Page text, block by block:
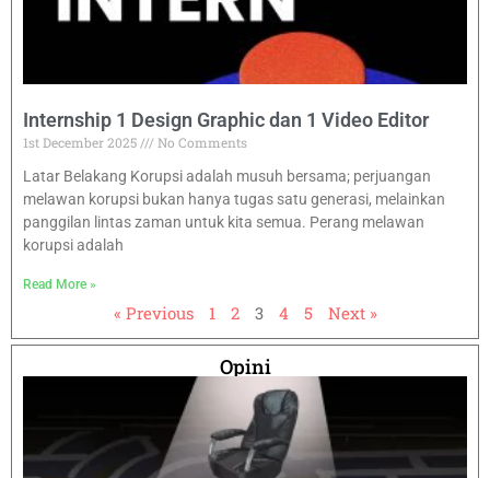
Internship 1 Design Graphic dan 1 Video Editor
1st December 2025
No Comments
Latar Belakang Korupsi adalah musuh bersama; perjuangan
melawan korupsi bukan hanya tugas satu generasi, melainkan
panggilan lintas zaman untuk kita semua. Perang melawan
korupsi adalah
Read More »
« Previous 1 2 3 4 5 Next »
Opini